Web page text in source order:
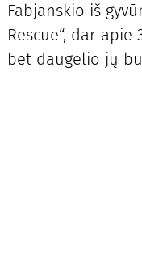
Fabjanskio iš
Rescue“, dar
bet daugelio jų